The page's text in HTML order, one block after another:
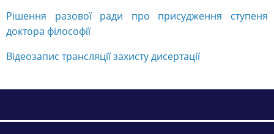
Рішення разової ради про присудження ступеня
доктора філософії
Відеозапис трансляції захисту дисертації